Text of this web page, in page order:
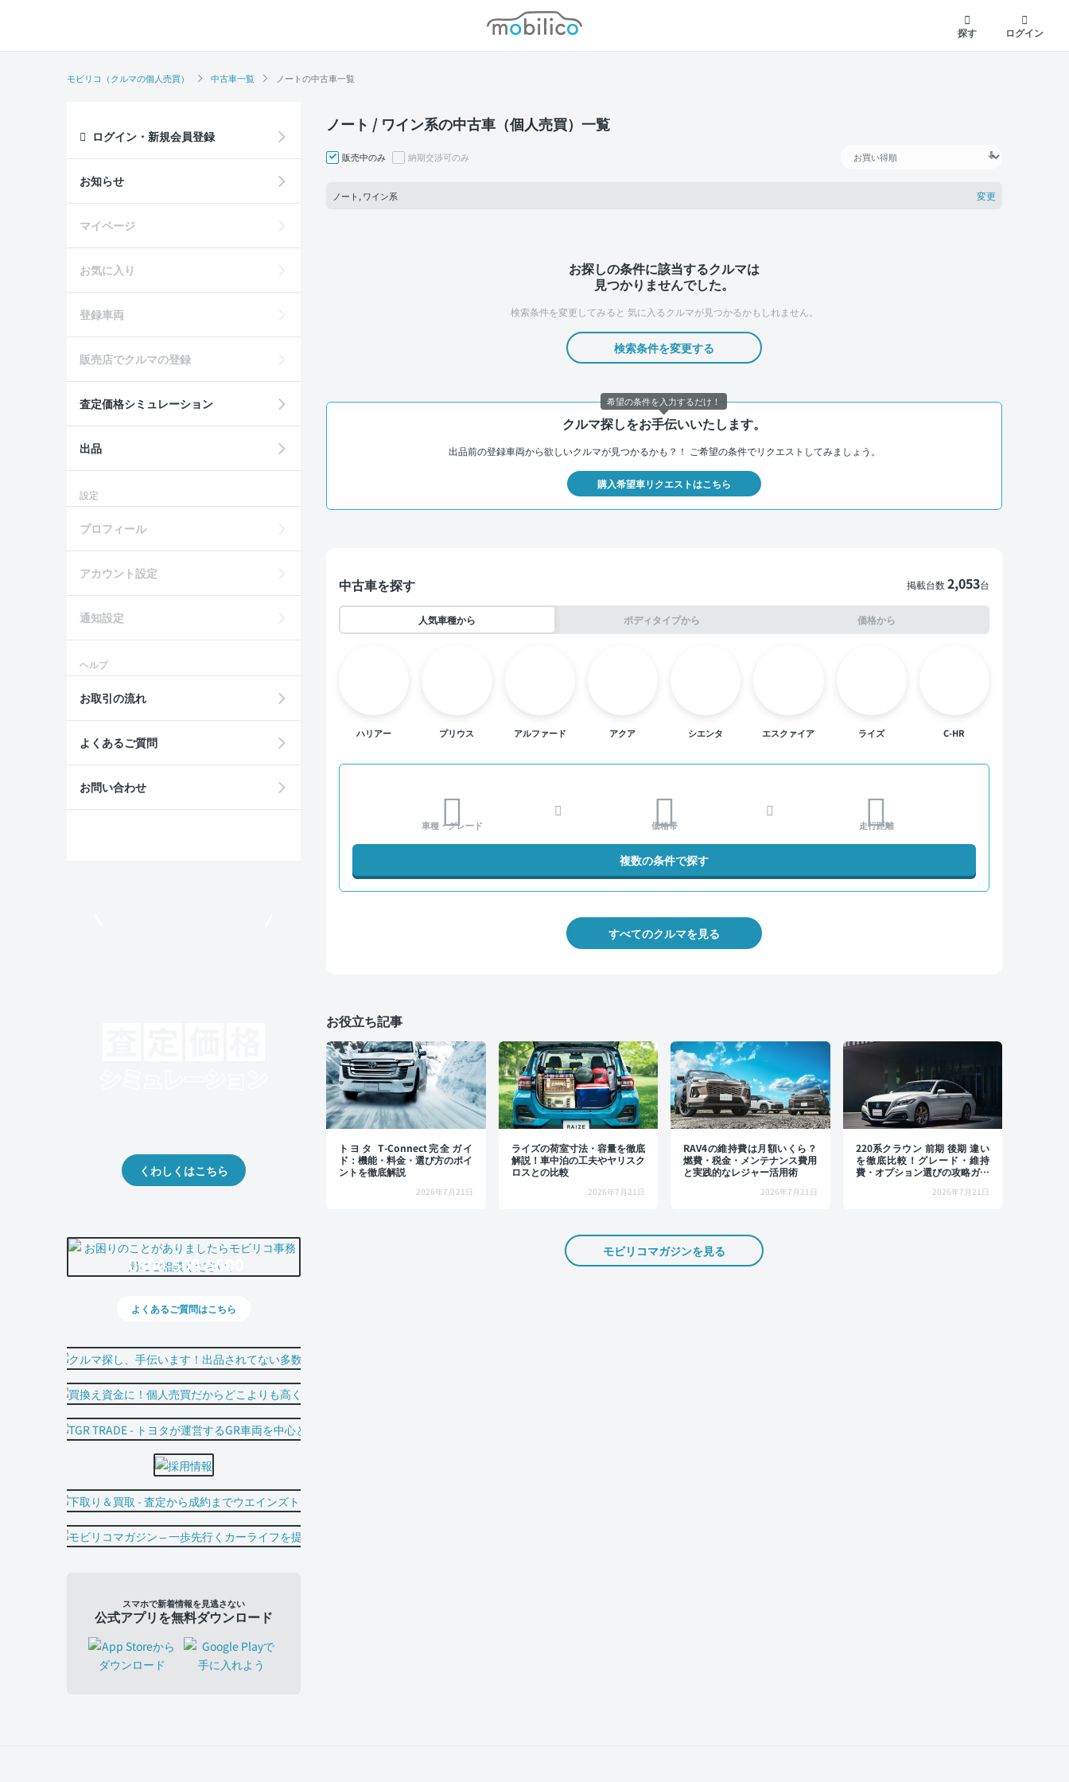
モビリコ
探す
ログイン
モビリコ（クルマの個人売買） 中古車一覧 ノートの中古車一覧
ノート / ワイン系の中古車（個人売買）一覧
販売中のみ 納期交渉可のみ
ノート, ワイン系 変更
お探しの条件に該当するクルマは
見つかりませんでした。
検索条件を変更してみると 気に入るクルマが見つかるかもしれません。
検索条件を変更する
クルマ探しをお手伝いいたします。
出品前の登録車両から欲しいクルマが見つかるかも？！ ご希望の条件でリクエストしてみましょう。
購入希望車リクエストはこちら
中古車を探す 掲載台数2,053台
人気車種から ボディタイプから 価格から
ハリアー プリウス アルファード アクア シエンタ エスクァイア ライズ C-HR
車種・グレード 価格帯 走行距離
複数の条件で探す
すべてのクルマを見る
お役立ち記事
トヨタ T-Connect完全ガイ
ド：機能・料金・選び方のポイ
ントを徹底解説
2026年7月21日
ライズの荷室寸法・容量を徹底
解説！車中泊の工夫やヤリスク
ロスとの比較
2026年7月21日
RAV4の維持費は月額いくら？
燃費・税金・メンテナンス費用
と実践的なレジャー活用術
2026年7月21日
220系クラウン 前期 後期 違い
を徹底比較！グレード・維持
費・オプション選びの攻略ガイ
2026年7月21日
モビリコマガジンを見る
ログイン・新規会員登録
お知らせ
マイページ
お気に入り
登録車両
販売店でクルマの登録
査定価格シミュレーション
出品
設定
プロフィール
アカウント設定
通知設定
ヘルプ
お取引の流れ
よくあるご質問
お問い合わせ
くわしくはこちら
0800-500-5500
よくあるご質問はこちら
スマホで新着情報を見逃さない
公式アプリを無料ダウンロード
希望の条件を入力するだけ！